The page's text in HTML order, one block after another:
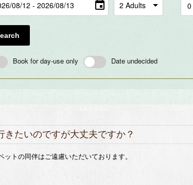
Book for day-use only Date undecided
きたいのですが大丈夫ですか？
ットの同伴はご遠慮いただいております。